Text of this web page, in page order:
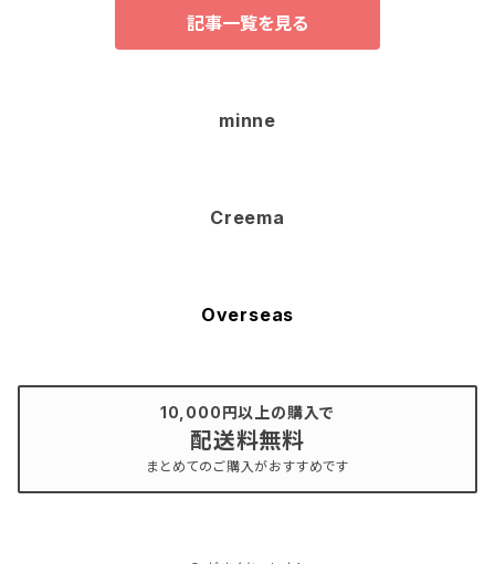
記事一覧を見る
minne
Creema
Overseas
10,000円以上の購入で
配送料無料
まとめてのご購入がおすすめです